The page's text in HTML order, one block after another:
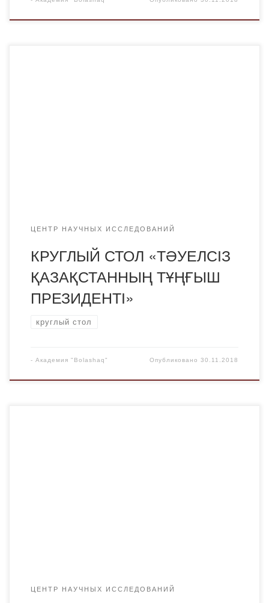
ЦЕНТР НАУЧНЫХ ИССЛЕДОВАНИЙ
КРУГЛЫЙ СТОЛ «ТӘУЕЛСІЗ
ҚАЗАҚСТАННЫҢ ТҰҢҒЫШ
ПРЕЗИДЕНТІ»
круглый стол
- Академия "Bolashaq" Опубликовано30.11.2018
ЦЕНТР НАУЧНЫХ ИССЛЕДОВАНИЙ